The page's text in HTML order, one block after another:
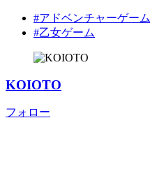
#アドベンチャーゲーム
#乙女ゲーム
KOIOTO
フォロー